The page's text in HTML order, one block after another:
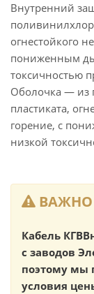
Внутренний
огнестойкого
пониженным
токсичностью
Оболочка — из
пластиката,
горение, с
низкой
ВАЖНО
Кабель
с заводов
поэтому мы
условия